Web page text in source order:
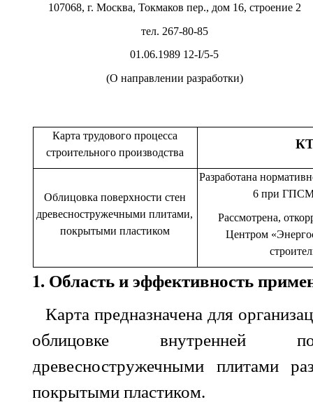
107068, г. Москва, Токмаков пер., дом 16, строение 2
тел. 267-80-85
01.06.1989 12-I/5-5
(О направлении разработки)
Карта трудового процесса
строительного производства
Облицовка поверхности стен
древесностружечными плитами,
покрытыми пластиком
Разработана
6 при
Рассмотрена,
Центром
1. Область и эффективность
Карта предназначена для
облицовке внутренней
древесностружечными плитами
покрытыми пластиком.